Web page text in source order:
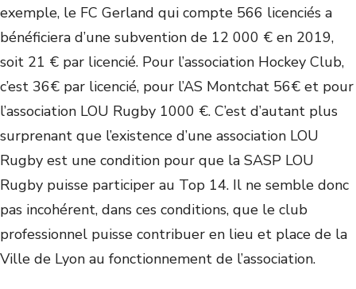
exemple, le FC Gerland qui compte 566 licenciés a
bénéficiera d’une subvention de 12 000 € en 2019,
soit 21 € par licencié. Pour l’association Hockey Club,
c’est 36€ par licencié, pour l’AS Montchat 56€ et pour
l’association LOU Rugby 1000 €. C’est d’autant plus
surprenant que l’existence d’une association LOU
Rugby est une condition pour que la SASP LOU
Rugby puisse participer au Top 14. Il ne semble donc
pas incohérent, dans ces conditions, que le club
professionnel puisse contribuer en lieu et place de la
Ville de Lyon au fonctionnement de l’association.